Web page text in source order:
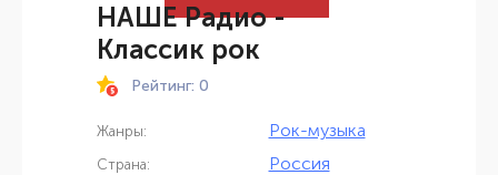
НАШЕ Радио -
Классик рок
Рейтинг: 0
Жанры: Рок-музыка
Страна: Россия